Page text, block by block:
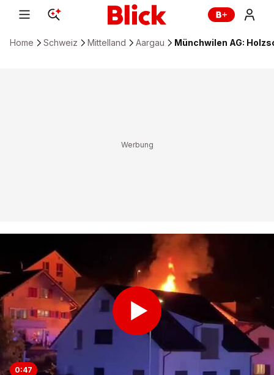
Home Schweiz Mittelland Aargau Münchwilen AG:
0:47